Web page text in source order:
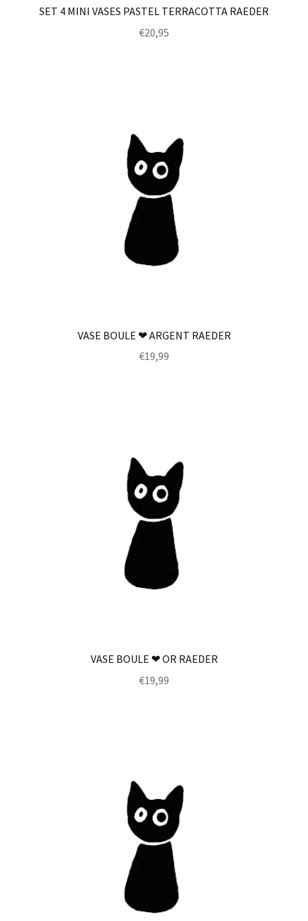
SET 4 MINI VASES PASTEL TERRACOTTA RAEDER
€20,95
VASE BOULE ❤ ARGENT RAEDER
€19,99
VASE BOULE ❤ OR RAEDER
€19,99